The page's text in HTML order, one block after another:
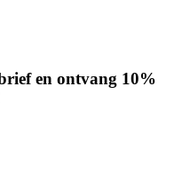
en ontvang 10%